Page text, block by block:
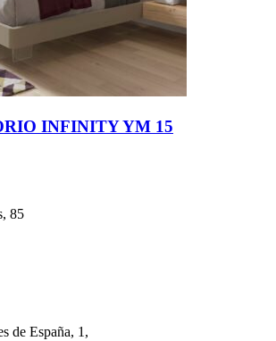
INFINITY YM 15
85
de España, 1,